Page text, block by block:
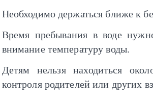
Необходимо держаться ближе к
Время пребывания в воде
внимание температуру воды.
Детям нельзя находиться
контроля родителей или других